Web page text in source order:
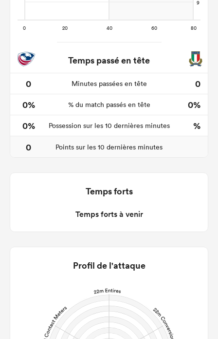
Temps passé en tête
0
Minutes passées en tête
0
0%
% du match passés en tête
0%
0%
Possession sur les 10 dernières minutes
%
0
Points sur les 10 dernières minutes
Temps forts
Temps forts à venir
Profil de l'attaque